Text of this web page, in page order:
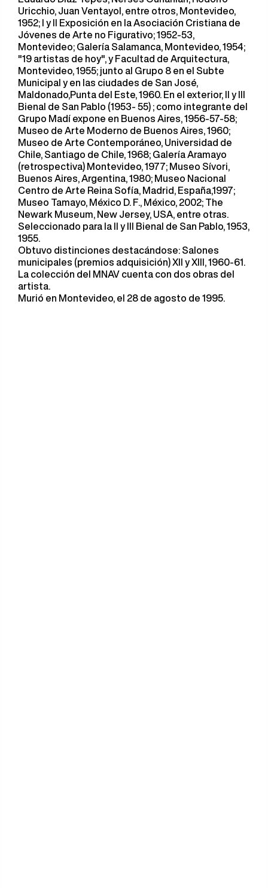
Uricchio, Juan Ventayol, entre otros, Montevideo,
1952; I y II Exposición en la Asociación Cristiana de
Jóvenes de Arte no Figurativo; 1952-53,
Montevideo; Galería Salamanca, Montevideo, 1954;
"19 artistas de hoy", y Facultad de Arquitectura,
Montevideo, 1955; junto al Grupo 8 en el Subte
Municipal y en las ciudades de San José,
Maldonado,Punta del Este, 1960. En el exterior, II y III
Bienal de San Pablo (1953- 55) ; como integrante del
Grupo Madí expone en Buenos Aires, 1956-57-58;
Museo de Arte Moderno de Buenos Aires, 1960;
Museo de Arte Contemporáneo, Universidad de
Chile, Santiago de Chile, 1968; Galería Aramayo
(retrospectiva) Montevideo, 1977; Museo Sívori,
Buenos Aires, Argentina, 1980; Museo Nacional
Centro de Arte Reina Sofía, Madrid, España,1997;
Museo Tamayo, México D. F., México, 2002; The
Newark Museum, New Jersey, USA, entre otras.
Seleccionado para la II y III Bienal de San Pablo, 1953,
1955.
Obtuvo distinciones destacándose: Salones
municipales (premios adquisición) XII y XIII, 1960-61.
La colección del MNAV cuenta con dos obras del
artista.
Murió en Montevideo, el 28 de agosto de 1995.